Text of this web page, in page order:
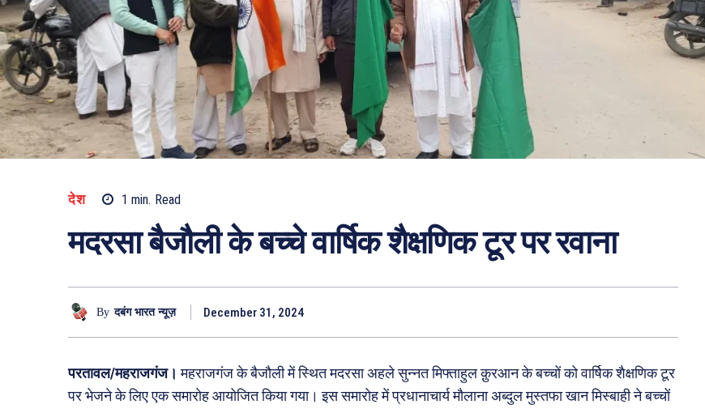
देश 1 min. Read
मदरसा बैजौली के बच्चे वार्षिक शैक्षणिक टूर पर रवाना
By दबंग भारत न्यूज़ December 31, 2024
परतावल/महराजगंज। महराजगंज के बैजौली में स्थित मदरसा अहले सुन्नत मिफ्ताहुल क़ुरआन के बच्चों को वार्षिक शैक्षणिक टूर
पर भेजने के लिए एक समारोह आयोजित किया गया। इस समारोह में प्रधानाचार्य मौलाना अब्दुल मुस्तफा खान मिस्बाही ने बच्चों